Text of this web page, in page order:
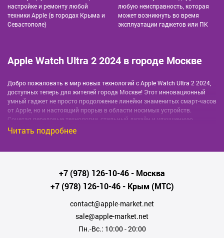
настройке и ремонту любой
техники Apple (в городах Крыма и
Севастополе)
любую неисправность, которая
может возникнуть во время
эксплуатации гаджетов или ПК
Apple Watch Ultra 2 2024 в городе Москве
Добро пожаловать в мир новых технологий с Apple Watch Ultra 2 2024,
доступных теперь для жителей города Москве! Этот инновационный
умный гаджет не просто продолжение линейки знаменитых смарт-часов
от Apple, но и настоящий прорыв в области носимых устройств.
Сочетая передовые технологии, стильный дизайн и улучшенную
функциональность, Apple Watch Ultra 2 2024 станет вашим
незаменимым помощником и стильным аксессуаром.
Основные преимущества Apple Watch Ultra
Расширенные функции отслеживания
новые сенсоры и технологии позволяют
ещё точнее отслеживать сердцебиение, уровень
кислорода в крови и показатели ЭКГ.
Читать подробнее
+7 (978) 126-10-46- Москва
+7 (978) 126-10-46- Крым (МТС)
contact@apple-market.net
sale@apple-market.net
Пн.-Вс.: 10:00 - 20:00